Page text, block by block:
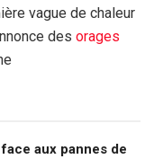
vague de chaleur
des orages
aux pannes de